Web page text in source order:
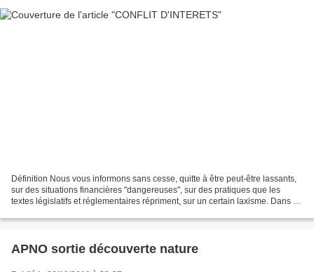
Définition Nous vous informons sans cesse, quitte à être peut-être lassants,
sur des situations financières "dangereuses", sur des pratiques que les
textes législatifs et réglementaires répriment, sur un certain laxisme. Dans ce
APNO sortie découverte nature